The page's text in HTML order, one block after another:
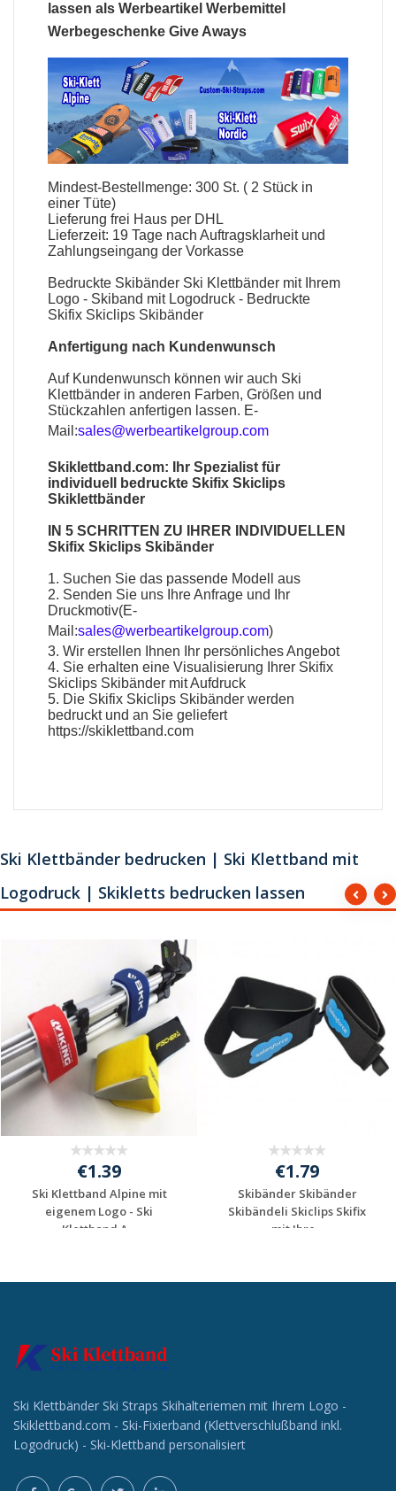
lassen als Werbeartikel Werbemittel
Werbegeschenke Give Aways
Mindest-Bestellmenge: 300 St. ( 2 Stück in
einer Tüte)
Lieferung frei Haus per DHL
Lieferzeit: 19 Tage nach Auftragsklarheit und
Zahlungseingang der Vorkasse
Bedruckte Skibänder Ski Klettbänder mit Ihrem
Logo - Skiband mit Logodruck - Bedruckte
Skifix Skiclips Skibänder
Anfertigung nach Kundenwunsch
Auf Kundenwunsch können wir auch Ski
Klettbänder in anderen Farben, Größen und
Stückzahlen anfertigen lassen. E-
Mail:sales@werbeartikelgroup.com
Skiklettband.com: Ihr Spezialist für
individuell bedruckte Skifix Skiclips
Skiklettbänder
IN 5 SCHRITTEN ZU IHRER INDIVIDUELLEN
Skifix Skiclips Skibänder
1. Suchen Sie das passende Modell aus
2. Senden Sie uns Ihre Anfrage und Ihr
Druckmotiv(E-
Mail:sales@werbeartikelgroup.com)
3. Wir erstellen Ihnen Ihr persönliches Angebot
4. Sie erhalten eine Visualisierung Ihrer Skifix
Skiclips Skibänder mit Aufdruck
5. Die Skifix Skiclips Skibänder werden
bedruckt und an Sie geliefert
https://skiklettband.com
Ski Klettbänder bedrucken | Ski Klettband mit
Logodruck | Skikletts bedrucken lassen
€1.39
Ski Klettband Alpine mit
eigenem Logo - Ski
Klettband A...
anfragen
€1.79
Skibänder Skibänder
Skibändeli Skiclips Skifix
mit Ihre...
anfragen
Ski Klettbänder Ski Straps Skihalteriemen mit Ihrem Logo -
Skiklettband.com - Ski-Fixierband (Klettverschlußband inkl.
Logodruck) - Ski-Klettband personalisiert